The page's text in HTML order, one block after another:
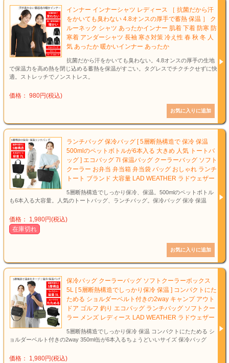
インナー インナーシャツ レディース ［ 抗菌だから汗
をかいても臭わない 4.8オンスの厚手で蓄熱 保温 ］ ク
ルーネック シャツ あったかインナー 肌着 下着 防寒 防
寒着 アンダーシャツ 長袖 寒さ対策 冷え性 春 秋 冬 人
気 あったか 暖かいインナー あったか
抗菌だから汗をかいても臭わない。4.8オンスの厚手の生地
で保温力を高め熱を閉じ込める蓄熱を保温がすごい。タグレスでチクチクせずに快
適。ストレッチでノンストレス。
価格： 980円(税込)
ランチバッグ 保冷バッグ [ 5層断熱構造で 保冷 保温
500mlのペットボトルが6本入る 大きめ 人気 トートバ
ッグ ] エコバッグ 7l 保温バッグ クーラーバッグ ソフト
クーラー お弁当 弁当箱 弁当袋 バッグ おしゃれ ランチ
トート ブランド 大容量 LAD WEATHER ラドウェザー
5層断熱構造でしっかり保冷、保温。500mlのペットボトル
も6本入る大容量。人気のトートバッグ、ランチバッグ。保冷バッグ 保冷 保温
価格： 1,980円(税込)
在庫切れ
保冷バッグ クーラーバッグ ソフトクーラーボックス
5L [ 5層断熱構造でしっかり保冷 保温 ] コンパクトにた
ためる ショルダーベルト付きの2way キャンプ アウト
ドア ゴルフ 釣り エコバッグ ランチバッグ ソフトクー
ラー メンズ レディース LAD WEATHER ラドウェザー
5層断熱構造でしっかり保冷 保温 コンパクトにたためる シ
ョルダーベルト付きの2way 350ml缶が6本入るちょうどいいサイズ 保冷バッグ
価格： 1,980円(税込)